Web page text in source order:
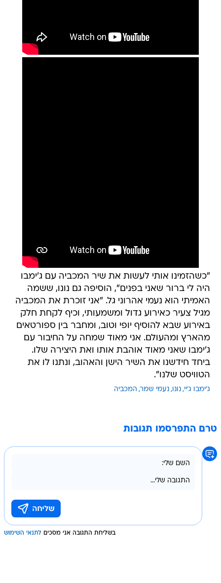
"כשהזמינו אותי לעשות את שיר המכביה עם ג'ימבו
היה לי ברור שאני בפנים", הוסיפה גם נונו, ששמה
האמיתי הוא נעמי אהרוני גל. "אני זוכרת את המכביה
מגיל צעיר כאירוע גדול ומשמעותי, וכיף לקחת חלק
באירוע שבא להוסיף יופי וטוב, ומחבר בין ספורטאים
מהארץ ומהעולם. אני מאוד שמחה על החיבור עם
ג'ימבו שאני מאוד אוהבת אותו ואת היצירה שלו.
ביחד חידשנו את השיר הישן והאהוב, ונתנו לו את
הטוויסט שלנו".
ג'ימבו ג'יי נונו נעמי שמר המכביה
טרם התפרסמו תגובות
בשליחת התגובה אני מסכים לתנאי השימוש